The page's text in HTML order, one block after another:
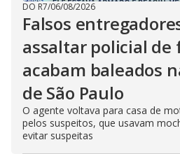
DO R7/06/08/2026
Falsos
assaltar policial de
acabam baleados
de São Paulo
O agente voltava para casa de
pelos suspeitos, que usavam
evitar suspeitas